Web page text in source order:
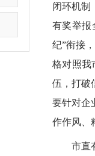
闭环机制
有奖举报
纪”衔接
格对照我
伍，打破
要针对企
作作风、
市直